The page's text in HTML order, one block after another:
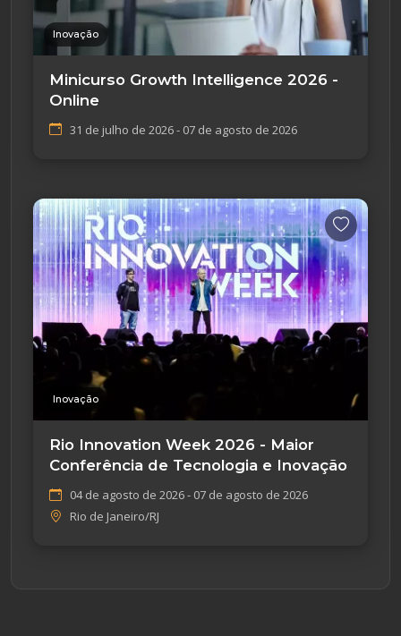
Inovação
Minicurso Growth Intelligence 2026 -
Online
31 de julho de 2026 - 07 de agosto de 2026
Inovação
Rio Innovation Week 2026 - Maior
Conferência de Tecnologia e Inovação
04 de agosto de 2026 - 07 de agosto de 2026
Rio de Janeiro/RJ